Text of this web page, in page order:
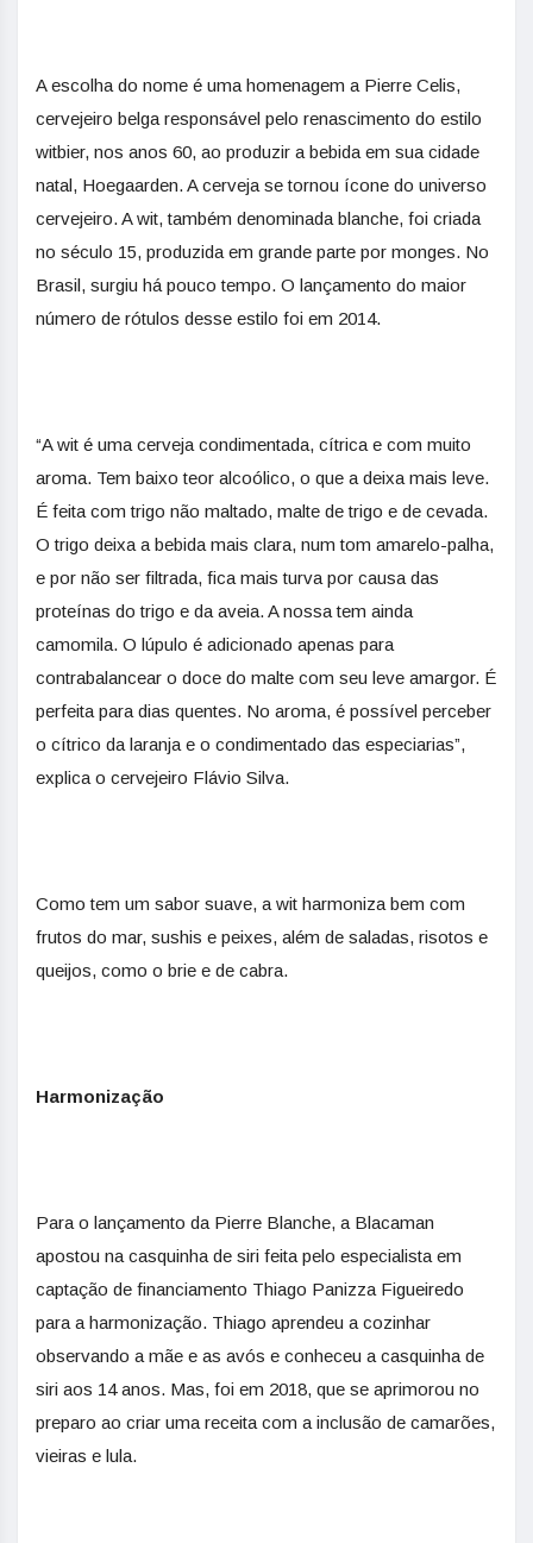
A escolha do nome é uma homenagem a Pierre Celis,
cervejeiro belga responsável pelo renascimento do estilo
witbier, nos anos 60, ao produzir a bebida em sua cidade
natal, Hoegaarden. A cerveja se tornou ícone do universo
cervejeiro. A wit, também denominada blanche, foi criada
no século 15, produzida em grande parte por monges. No
Brasil, surgiu há pouco tempo. O lançamento do maior
número de rótulos desse estilo foi em 2014.
“A wit é uma cerveja condimentada, cítrica e com muito
aroma. Tem baixo teor alcoólico, o que a deixa mais leve.
É feita com trigo não maltado, malte de trigo e de cevada.
O trigo deixa a bebida mais clara, num tom amarelo-palha,
e por não ser filtrada, fica mais turva por causa das
proteínas do trigo e da aveia. A nossa tem ainda
camomila. O lúpulo é adicionado apenas para
contrabalancear o doce do malte com seu leve amargor. É
perfeita para dias quentes. No aroma, é possível perceber
o cítrico da laranja e o condimentado das especiarias”,
explica o cervejeiro Flávio Silva.
Como tem um sabor suave, a wit harmoniza bem com
frutos do mar, sushis e peixes, além de saladas, risotos e
queijos, como o brie e de cabra.
Harmonização
Para o lançamento da Pierre Blanche, a Blacaman
apostou na casquinha de siri feita pelo especialista em
captação de financiamento Thiago Panizza Figueiredo
para a harmonização. Thiago aprendeu a cozinhar
observando a mãe e as avós e conheceu a casquinha de
siri aos 14 anos. Mas, foi em 2018, que se aprimorou no
preparo ao criar uma receita com a inclusão de camarões,
vieiras e lula.